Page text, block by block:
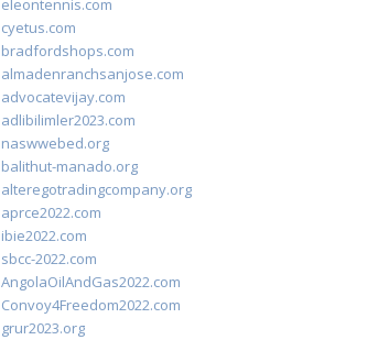
eleontennis.com
cyetus.com
bradfordshops.com
almadenranchsanjose.com
advocatevijay.com
adlibilimler2023.com
naswwebed.org
balithut-manado.org
alteregotradingcompany.org
aprce2022.com
ibie2022.com
sbcc-2022.com
AngolaOilAndGas2022.com
Convoy4Freedom2022.com
grur2023.org